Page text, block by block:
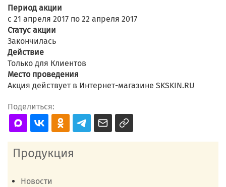
Период акции
с 21 апреля 2017 по 22 апреля 2017
Статус акции
Закончилась
Действие
Только для Клиентов
Место проведения
Акция действует в Интернет-магазине SKSKIN.RU
Поделиться:
Продукция
Новости